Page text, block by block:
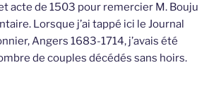
acte de 1503 pour remercier M. Bouju
Lorsque j’ai tappé ici le Journal
Angers 1683-1714, j’avais été
de couples décédés sans hoirs.